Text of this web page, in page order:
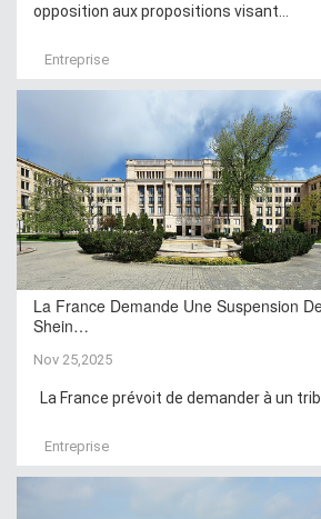
opposition aux propositions visant...
Entreprise
La France Demande Une Suspension
Shein…
Nov 25,2025
La France prévoit de demander à un
Entreprise